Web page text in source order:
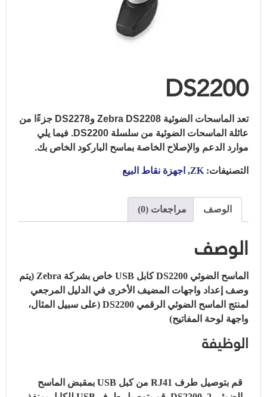
DS2200
تعد الماسحات الضوئية Zebra DS2208 وDS2278 جزءًا من
عائلة الماسحات الضوئية من سلسلة DS2200.
فيما يلي
موارد الدعم والإصلاح الخاصة بماسح الباركود الخاص بك.
التصنيفات: ZK
, اجهزة نقاط البيع
الوصف مراجعات (0)
الوصف
الماسح الضوئي DS2200 كابل USB خاص بشركة Zebra
(يتم
وصف إعداد واجهات المضيف الأخرى في الدليل المرجعي
لمنتج الماسح الضوئي الرقمي DS2200 (على سبيل المثال،
واجهة لوحة المفاتيح)
الوظيفة
قم بتوصيل طرف RJ41 من كبل USB بمقبض الماسح